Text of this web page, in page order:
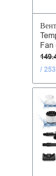
Fan
/